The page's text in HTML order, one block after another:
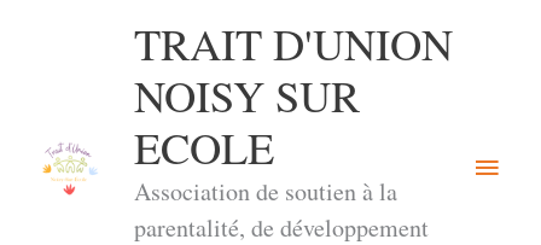
TRAIT D'UNION
NOISY SUR
ECOLE
Association de soutien à la
parentalité, de développement
Menu